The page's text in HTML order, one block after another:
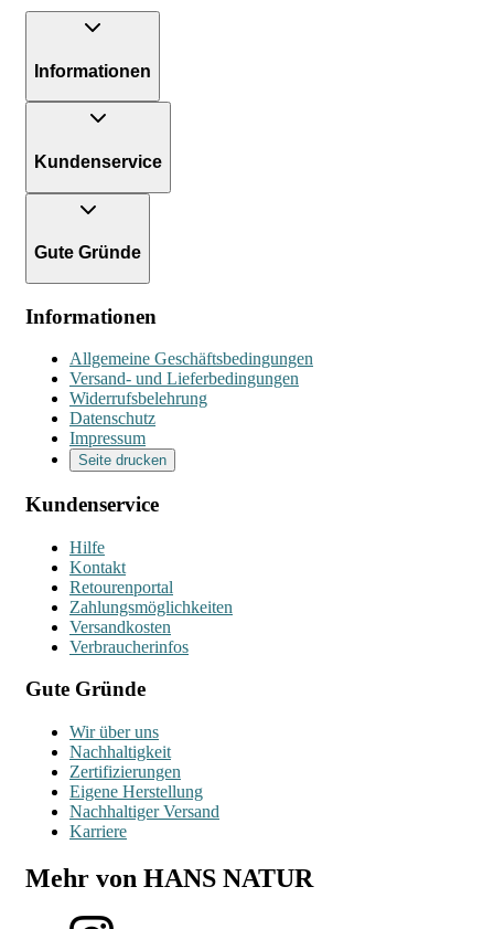
Informationen
Kundenservice
Gute Gründe
Informationen
Allgemeine Geschäftsbedingungen
Versand- und Lieferbedingungen
Widerrufsbelehrung
Datenschutz
Impressum
Seite drucken
Kundenservice
Hilfe
Kontakt
Retourenportal
Zahlungsmöglichkeiten
Versandkosten
Verbraucherinfos
Gute Gründe
Wir über uns
Nachhaltigkeit
Zertifizierungen
Eigene Herstellung
Nachhaltiger Versand
Karriere
Mehr von HANS NATUR